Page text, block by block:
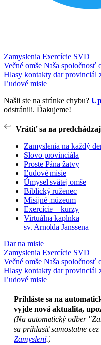
Zamyslenia Exercície SVD
Večné omše Naša spoločnosť
Hlasy kontakty dar provinciál
Ľudové misie
Našli ste na stránke chybu?
odstránili. Ďakujeme!
Vrátiť sa na
Zamyslenia na každý
Slovo provinciála
Proste Pána žatvy
Ľudové misie
Úmysel svätej omše
Biblický ruženec
Misijné múzeum
Exercície – kurzy
Virtuálna kaplnka
sv. Arnolda Janssena
Dar na misie
Zamyslenia Exercície SVD
Večné omše Naša spoločnosť
Hlasy kontakty dar provinciál
Ľudové misie
Prihláste sa na
vyjde nová aktualita,
(Na automatický odber
sa prihlasiť samostatne
Zamyslení.)